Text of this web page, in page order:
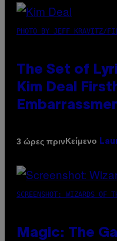
PHOTO BY JEFF KRAVITZ/
The Set of
Kim Deal
3 ώρες πρινΚείμενο
SCREENSHOT: WIZARDS OF
Magic: The